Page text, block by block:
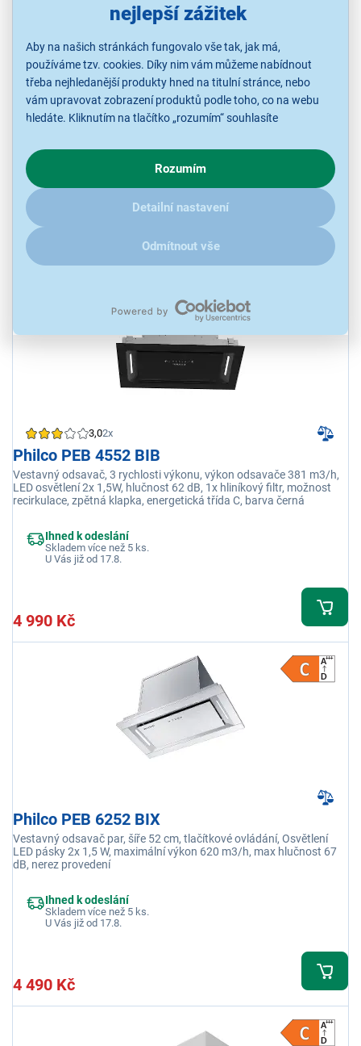
nejlepší zážitek
Aby na našich stránkách fungovalo vše tak, jak má,
používáme tzv. cookies. Díky nim vám můžeme nabídnout
třeba nejhledanější produkty hned na titulní stránce, nebo
vám upravovat zobrazení produktů podle toho, co na webu
hledáte. Kliknutím na tlačítko „rozumím“ souhlasíte
chování na webu pro zobrazení cílených reklam. Pokud vás
zajímají detaily, jak u nás s cookies a dalšími údaji pracujeme,
kliknětesem.
Rozumím
Detailní nastavení
Odmítnout vše
4,7 6x
Philco PEC 192 AB
Odsavač par, počet rychlostí 3, horní odtah, tlačítkové ovládání,
počet motorů 1, recirkulace, výkon 206m3/h, LED osvětlení,
1 990 Kč
3,02x
Philco PEB 4552 BIB
Vestavný odsavač, 3 rychlosti výkonu, výkon odsavače 381 m3/h,
LED osvětlení 2x 1,5W, hlučnost 62 dB, 1x hliníkový filtr, možnost
recirkulace, zpětná klapka, energetická třída C, barva černá
Ihned k odeslání
Skladem více než 5 ks.
U Vás již od 17.8.
4 990 Kč
Philco PEB 6252 BIX
Vestavný odsavač par, šíře 52 cm, tlačítkové ovládání, Osvětlení
LED pásky 2x 1,5 W, maximální výkon 620 m3/h, max hlučnost 67
dB, nerez provedení
Ihned k odeslání
Skladem více než 5 ks.
U Vás již od 17.8.
4 490 Kč